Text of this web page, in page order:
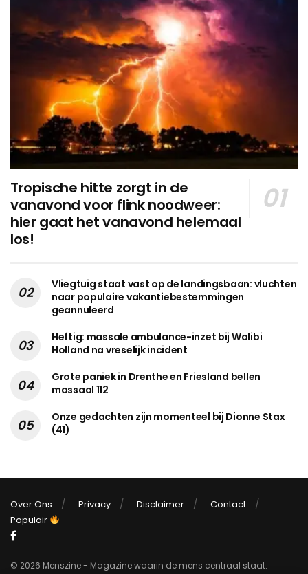
Tropische hitte zorgt in de
vanavond voor flink noodweer:
hier gaat het vanavond helemaal
los!
Vliegtuig staat vast op de landingsbaan: vluchten
naar populaire vakantiebestemmingen
geannuleerd
Heftig: massale ambulance-inzet bij Walibi
Holland na vreselijk incident
Grote paniek in Drenthe en Friesland bellen
massaal 112
Onze gedachten zijn momenteel bij Dionne Stax
(41)
Over Ons Privacy Disclaimer
Contact
Populair
© 2026 Menszine - Magazine waarin de mens centraal staat.